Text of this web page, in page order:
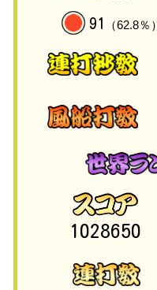
91 （62.8％）
1028650